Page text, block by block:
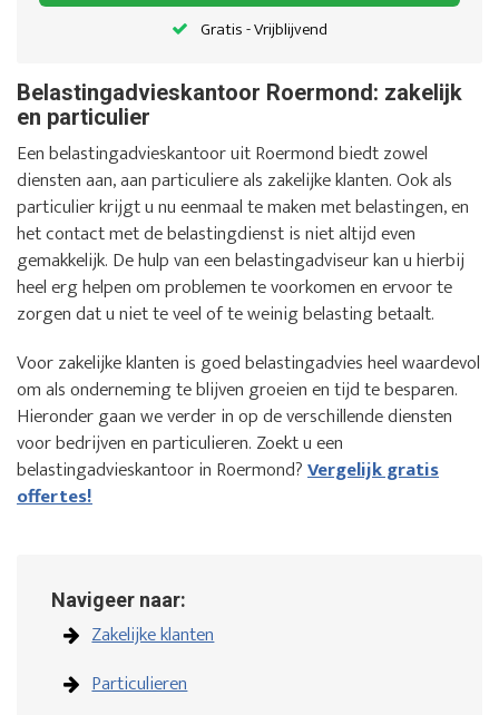
Gratis - Vrijblijvend
Belastingadvieskantoor Roermond: zakelijk
en particulier
Een belastingadvieskantoor uit Roermond biedt zowel
diensten aan, aan particuliere als zakelijke klanten. Ook als
particulier krijgt u nu eenmaal te maken met belastingen, en
het contact met de belastingdienst is niet altijd even
gemakkelijk. De hulp van een belastingadviseur kan u hierbij
heel erg helpen om problemen te voorkomen en ervoor te
zorgen dat u niet te veel of te weinig belasting betaalt.
Voor zakelijke klanten is goed belastingadvies heel waardevol
om als onderneming te blijven groeien en tijd te besparen.
Hieronder gaan we verder in op de verschillende diensten
voor bedrijven en particulieren. Zoekt u een
belastingadvieskantoor in Roermond?Vergelijk gratis
offertes!
Navigeer naar:
Zakelijke klanten
Particulieren